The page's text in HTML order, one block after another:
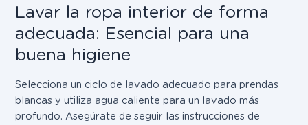
Lavar la ropa interior de forma
adecuada: Esencial para una
buena higiene
Selecciona un ciclo de lavado adecuado para prendas
blancas y utiliza agua caliente para un lavado más
profundo. Asegúrate de seguir las instrucciones de